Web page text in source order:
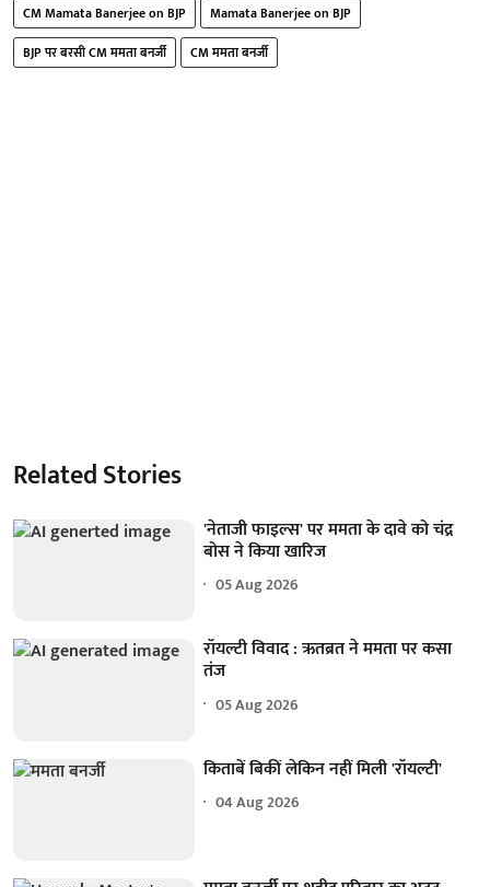
CM Mamata Banerjee on BJP
Mamata Banerjee on BJP
BJP पर बरसी CM ममता बनर्जी
CM ममता बनर्जी
Related Stories
'नेताजी फाइल्स' पर ममता के दावे को चंद्र
बोस ने किया खारिज
05 Aug 2026
रॉयल्टी विवाद : ऋतब्रत ने ममता पर कसा
तंज
05 Aug 2026
किताबें बिकीं लेकिन नहीं मिली 'रॉयल्टी'
04 Aug 2026